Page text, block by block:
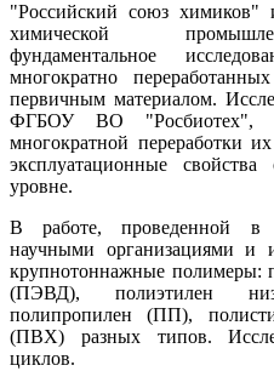
"Российский союз химиков"
химической
фундаментальное
многократно
первичным материалом.
ФГБОУ ВО "Росбиотех",
многократной переработки
эксплуатационные
уровне.
В работе, проведенной в
научными организациями и
крупнотоннажные полимеры:
(ПЭВД), полиэтилен
полипропилен (ПП),
(ПВХ) разных типов.
циклов.